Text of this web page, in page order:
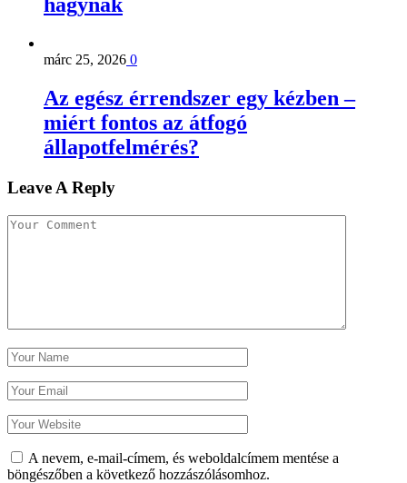
hagynak
márc 25, 2026 0
Az egész érrendszer egy kézben –
miért fontos az átfogó
állapotfelmérés?
Leave A Reply
A nevem, e-mail-címem, és weboldalcímem mentése a
böngészőben a következő hozzászólásomhoz.